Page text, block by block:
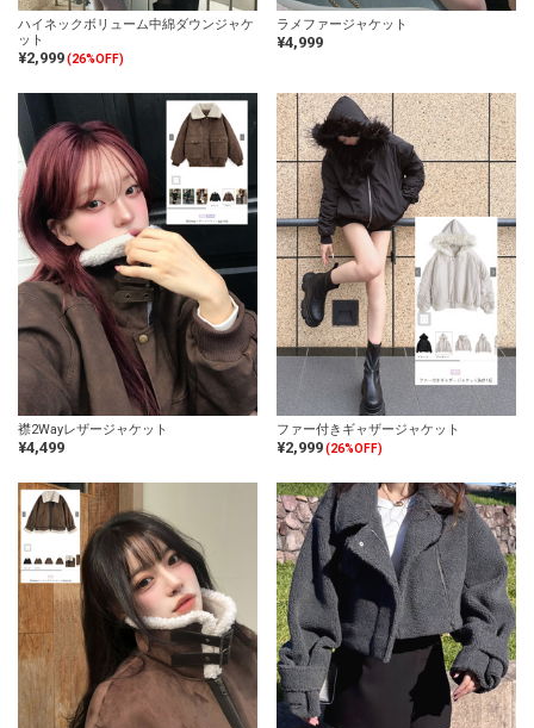
ハイネックボリューム中綿ダウンジャケ
ット
¥2,999(26%OFF)
ラメファージャケット
¥4,999
襟2Wayレザージャケット
¥4,499
ファー付きギャザージャケット
¥2,999(26%OFF)